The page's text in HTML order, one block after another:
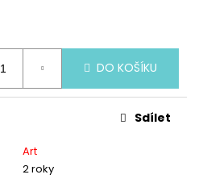
DO KOŠÍKU
Art
2 roky
Sdílet